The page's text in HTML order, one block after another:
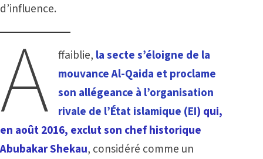
d’influence.
A ffaiblie, la secte s’éloigne de la
mouvance Al-Qaida et proclame
son allégeance à l’organisation
rivale de l’État islamique (EI) qui,
en août 2016, exclut son chef historique
Abubakar Shekau, considéré comme un